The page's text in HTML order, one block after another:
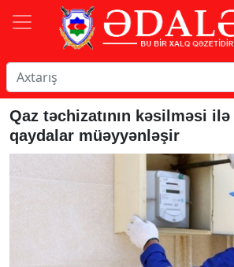
Qaz təchizatının kəsilməsi ilə
qaydalar müəyyənləşir